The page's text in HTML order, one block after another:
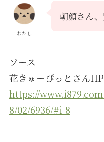
わたし
朝顔さん
ソース
花きゅーぴっとさん
https://
8/02/6936/#i-8